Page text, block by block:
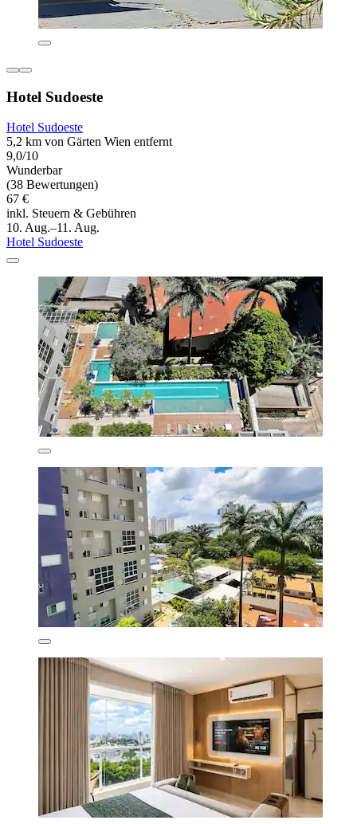
Hotel Sudoeste
Hotel Sudoeste
5,2 km von Gärten Wien entfernt
9,0/10
Wunderbar
(38 Bewertungen)
67 €
inkl. Steuern & Gebühren
10. Aug.–11. Aug.
Hotel Sudoeste